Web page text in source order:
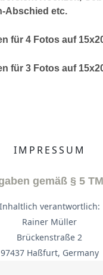
Abschied etc.
für 4 Fotos auf
für 3 Fotos auf
IMPRESSUM
gemäß § 5
Inhaltlich verantwortlich:
Rainer Müller
Brückenstraße 2
97437 Haßfurt, Germany